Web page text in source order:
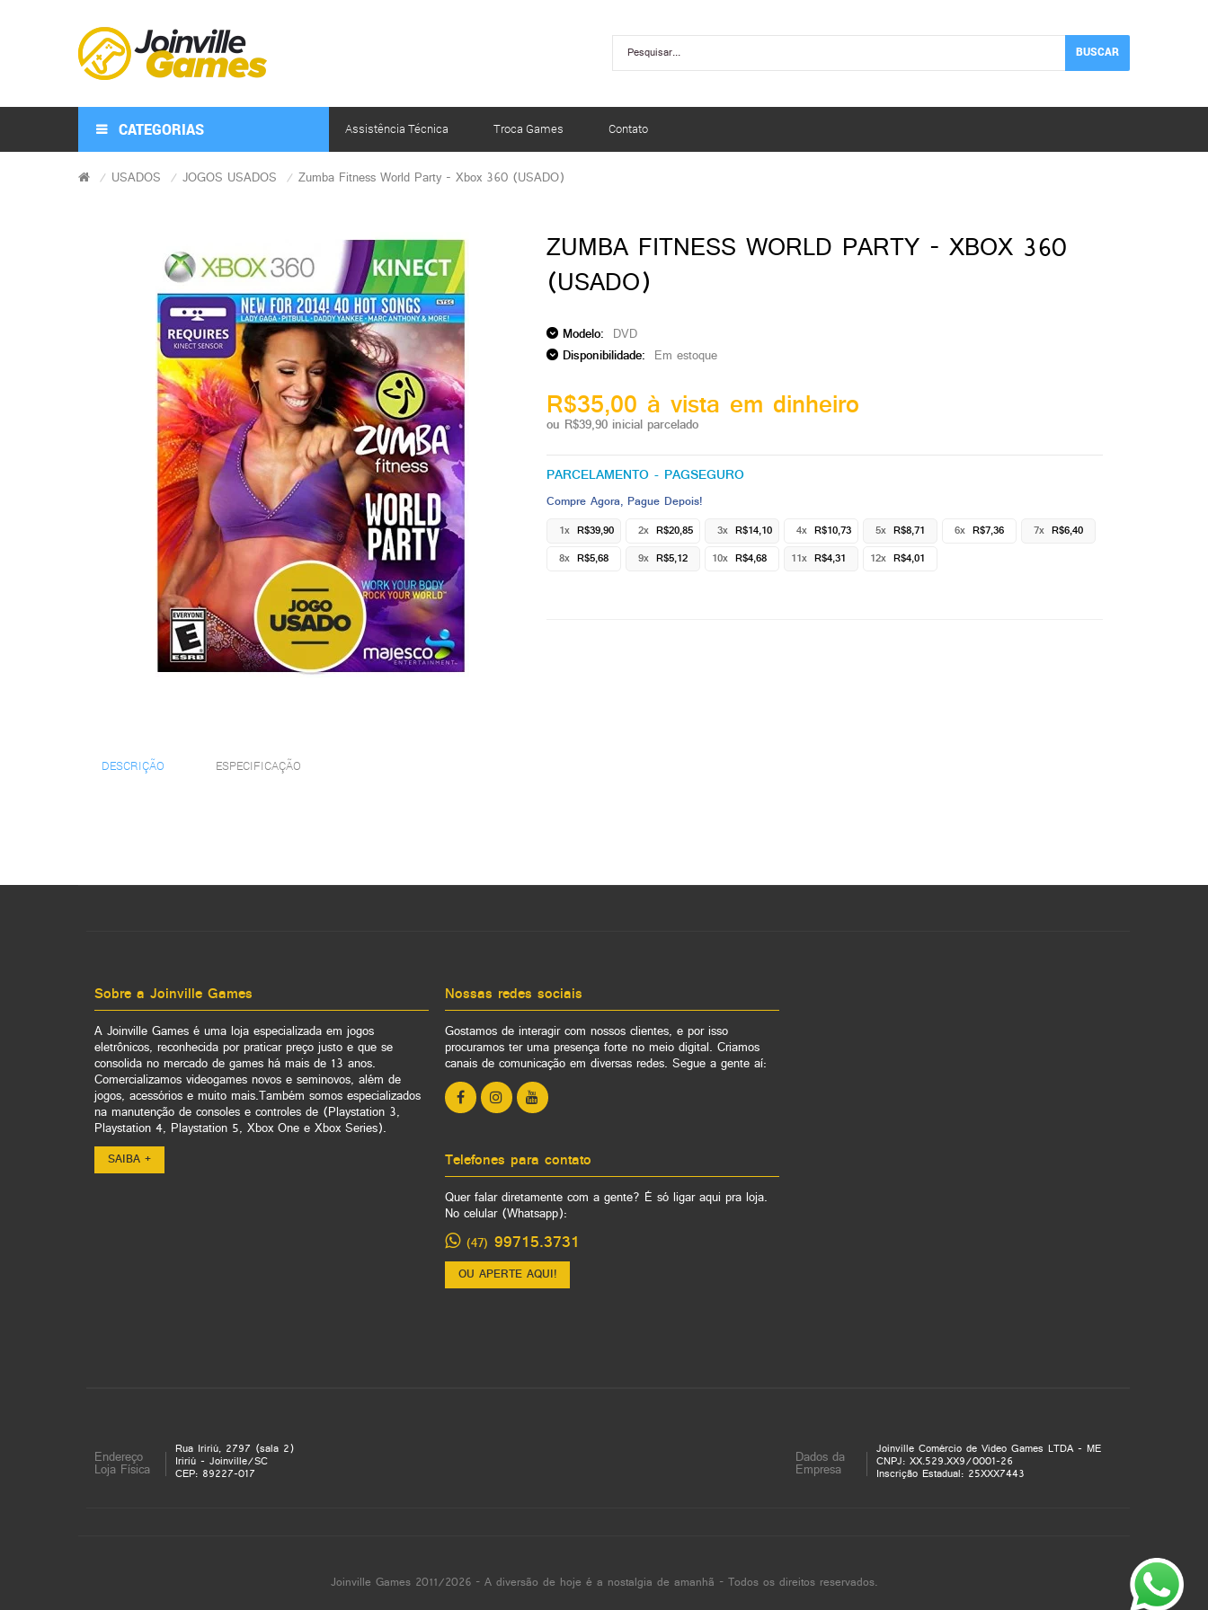
BUSCAR
CATEGORIAS Assistência Técnica Troca Games Contato
USADOS JOGOS USADOS Zumba Fitness World Party - Xbox 360 (USADO)
ZUMBA FITNESS WORLD PARTY - XBOX 360
(USADO)
Modelo: DVD
Disponibilidade: Em estoque
R$35,00 à vista em dinheiro
ou R$39,90 inicial parcelado
PARCELAMENTO - PAGSEGURO
Compre Agora, Pague Depois!
1x R$39,90 2x R$20,85 3x R$14,10 4x R$10,73 5x R$8,71 6x R$7,36 7x R$6,40
8x R$5,68 9x R$5,12 10x R$4,68 11x R$4,31 12x R$4,01
DESCRIÇÃO ESPECIFICAÇÃO
Sobre a Joinville Games
A Joinville Games é uma loja especializada em jogos
eletrônicos, reconhecida por praticar preço justo e que se
consolida no mercado de games há mais de 13 anos.
Comercializamos videogames novos e seminovos, além de
jogos, acessórios e muito mais.Também somos especializados
na manutenção de consoles e controles de (Playstation 3,
Playstation 4, Playstation 5, Xbox One e Xbox Series).
SAIBA +
Nossas redes sociais
Gostamos de interagir com nossos clientes, e por isso
procuramos ter uma presença forte no meio digital. Criamos
canais de comunicação em diversas redes. Segue a gente aí:
Telefones para contato
Quer falar diretamente com a gente? É só ligar aqui pra loja.
No celular (Whatsapp):
(47) 99715.3731
OU APERTE AQUI!
Endereço
Loja Física
Rua Iririú, 2797 (sala 2)
Iririú - Joinville/SC
CEP: 89227-017
Dados da
Empresa
Joinville Comércio de Video Games LTDA - ME
CNPJ: XX.529.XX9/0001-26
Inscrição Estadual: 25XXX7443
Joinville Games 2011/2026 - A diversão de hoje é a nostalgia de amanhã - Todos os direitos reservados.